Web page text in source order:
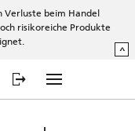
Verluste beim Handel
risikoreiche Produkte
^